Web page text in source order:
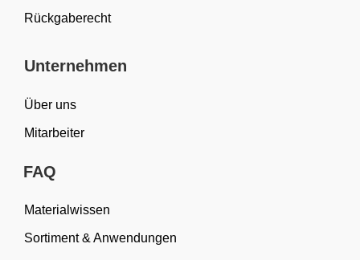
Rückgaberecht
Unternehmen
Über uns
Mitarbeiter
FAQ
Materialwissen
Sortiment & Anwendungen